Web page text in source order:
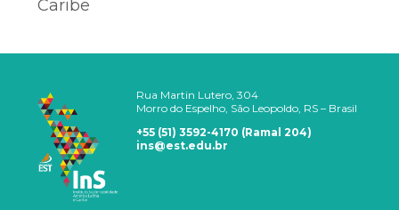
Rua Martin Lutero, 304
Morro do Espelho, São Leopoldo, RS – Brasil
+55 (51) 3592-4170 (Ramal 204)
ins@est.edu.br